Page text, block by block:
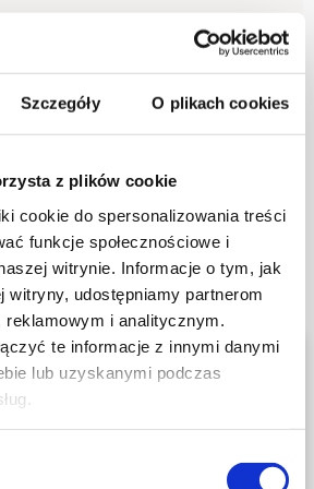
Szczegóły O plikach cookies
z plików cookie
cookie do spersonalizowania treści
funkcje społecznościowe i
witrynie. Informacje o tym, jak
witryny, udostępniamy partnerom
reklamowym i analitycznym.
te informacje z innymi danymi
lub uzyskanymi podczas
na technologiach RF, które
skóry. W Centrum Medycyny
ESTIME zespół specjalistów
odkrycia naukowe z
wokół oczu staje się efektywne i
odpowiednią
oczy
terapii pod oczy jest kluczowy dla
jak odmłodzić okolice oczu,
znajdują się także